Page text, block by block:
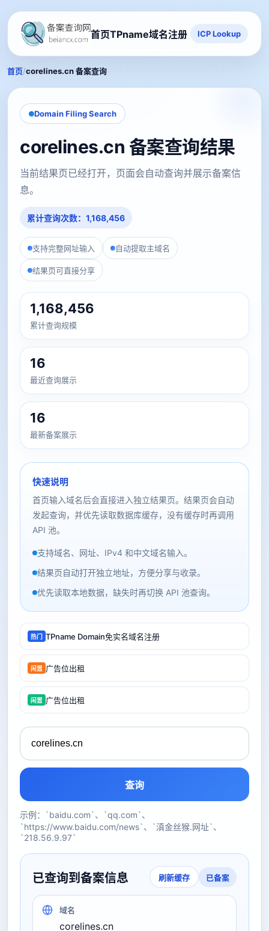
首页TPname域名注册 ICP Lookup
首页/corelines.cn 备案查询
Domain Filing Search
corelines.cn 备案查询结果
当前结果页已经打开，页面会自动查询并展示备案信
息。
累计查询次数：1,168,456
支持完整网址输入 自动提取主域名
结果页可直接分享
1,168,456
累计查询规模
16
最近查询展示
16
最新备案展示
快速说明
首页输入域名后会直接进入独立结果页。结果页会自动
发起查询，并优先读取数据库缓存，没有缓存时再调用
API 池。
支持域名、网址、IPv4 和中文域名输入。
结果页自动打开独立地址，方便分享与收录。
优先读取本地数据，缺失时再切换 API 池查询。
热门 TPname Domain免实名域名注册
闲置 广告位出租
闲置 广告位出租
查询
示例：`baidu.com`、`qq.com`、
`https://www.baidu.com/news`、`滇金丝猴.网址`、
`218.56.9.97`
已查询到备案信息 刷新缓存 已备案
域名
corelines.cn